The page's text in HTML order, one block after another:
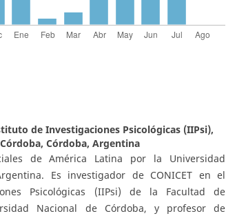
de Investigaciones Psicológicas (IIPsi),
Córdoba, Argentina
de América Latina por la Universidad
Es investigador de CONICET en el
Psicológicas (IIPsi) de la Facultad de
Nacional de Córdoba, y profesor de